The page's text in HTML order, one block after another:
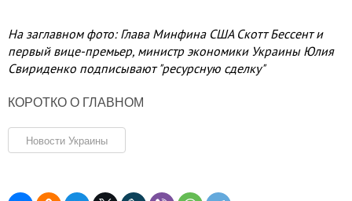
На заглавном фото: Глава Минфина США Скотт Бессент и
первый вице-премьер, министр экономики Украины Юлия
Свириденко подписывают "ресурсную сделку"
КОРОТКО О ГЛАВНОМ
Новости Украины